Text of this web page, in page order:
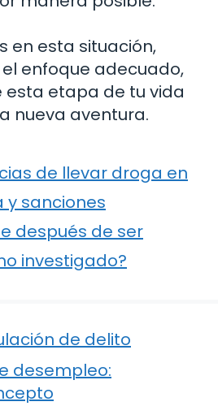
en esta situación,
enfoque adecuado,
esta etapa de tu vida
nueva aventura.
de llevar droga en
y sanciones
después de ser
investigado?
de delito
desempleo: